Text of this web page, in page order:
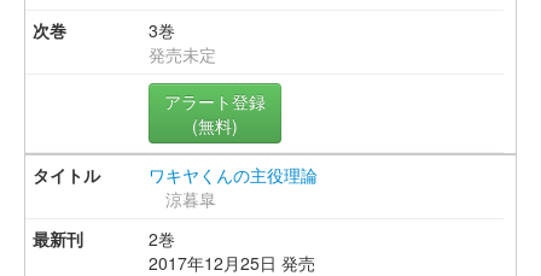
3巻
発売未定
アラート登録
(無料)
ワキヤくんの主役理論
涼暮皐
2巻
2017年12月25日 発売